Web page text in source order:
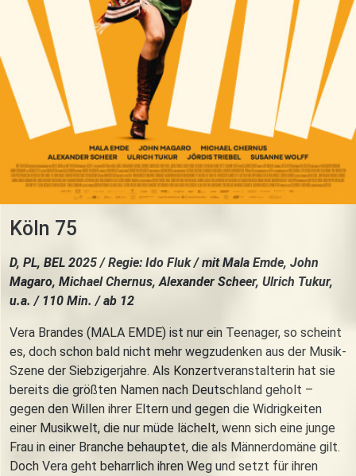
Köln 75
D, PL, BEL 2025 / Regie: Ido Fluk / mit Mala Emde, John
Magaro, Michael Chernus, Alexander Scheer, Ulrich Tukur,
u.a. / 110 Min. / ab 12
Vera Brandes (MALA EMDE) ist nur ein Teenager, so scheint
es, doch schon bald nicht mehr wegzudenken aus der Musik-
Szene der Siebzigerjahre. Als Konzertveranstalterin hat sie
bereits die größten Namen nach Deutschland geholt –
gegen den Willen ihrer Eltern und gegen die Widrigkeiten
einer Musikwelt, die nur müde lächelt, wenn sich eine junge
Frau in einer Branche behauptet, die als Männerdomäne gilt.
Doch Vera geht beharrlich ihren Weg und setzt für ihren